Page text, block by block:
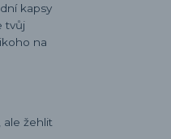
kapsy
tvůj
na
ale žehlit